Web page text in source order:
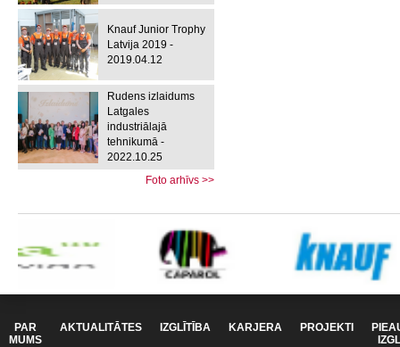
Knauf Junior Trophy
Latvija 2019 -
2019.04.12
Rudens izlaidums
Latgales
industriālajā
tehnikumā -
2022.10.25
Foto arhīvs >>
PAR
MUMS
AKTUALITĀTES IZGLĪTĪBA KARJERA PROJEKTI